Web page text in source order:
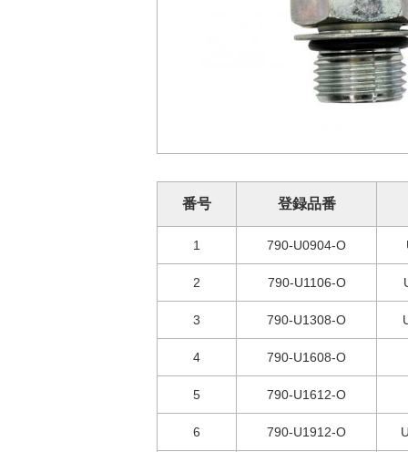
番号 登録品番
1 790-U0904-O
2 790-U1106-O
3 790-U1308-O
4 790-U1608-O
5 790-U1612-O
6 790-U1912-O